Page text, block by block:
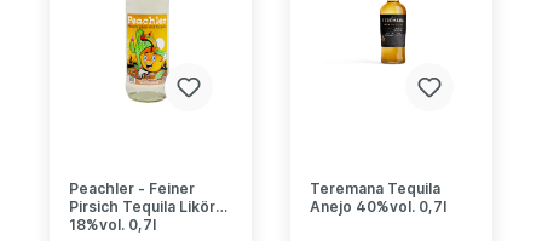
und garantiert ein
Spaß auf jeder
schon, dass es hier
um etwas
Besonderes geht.
Voller Süße hat der
ist er auf jeder
Party eine
Peachler - Feiner
Pirsich Tequila Likör
18%vol. 0,7l
Teremana Tequila
Anejo 40%vol. 0,7l